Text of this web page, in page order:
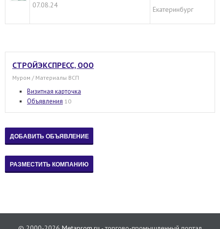
07.08.24 Екатеринбург
СТРОЙЭКСПРЕСС, OOO
Муром / Материалы ВСП
Визитная карточка
Объявления 10